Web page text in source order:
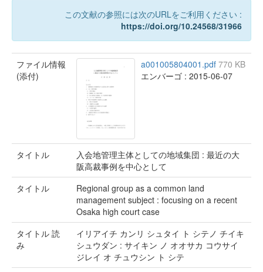
この文献の参照には次のURLをご利用ください :
https://doi.org/10.24568/31966
ファイル情報
(添付)
a001005804001.pdf 770 KB
エンバーゴ : 2015-06-07
タイトル
入会地管理主体としての地域集団 : 最近の大
阪高裁事例を中心として
タイトル
Regional group as a common land
management subject : focusing on a recent
Osaka high court case
タイトル 読
み
イリアイチ カンリ シュタイ ト シテノ チイキ
シュウダン : サイキン ノ オオサカ コウサイ
ジレイ オ チュウシン ト シテ